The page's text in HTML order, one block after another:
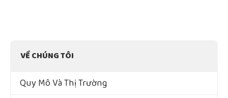
VỀ CHÚNG TÔI
Quy Mô Và Thị Trường